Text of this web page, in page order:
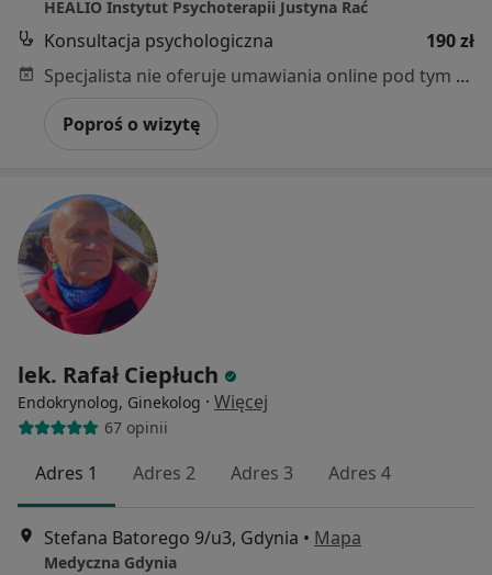
HEALIO Instytut Psychoterapii Justyna Rać
Konsultacja psychologiczna
190 zł
Specjalista nie oferuje umawiania online pod tym adresem.
Poproś o wizytę
lek. Rafał Ciepłuch
Endokrynolog, Ginekolog · Więcej
67 opinii
Adres 1 Adres 2 Adres 3 Adres 4
Stefana Batorego 9/u3, Gdynia • Mapa
Medyczna Gdynia